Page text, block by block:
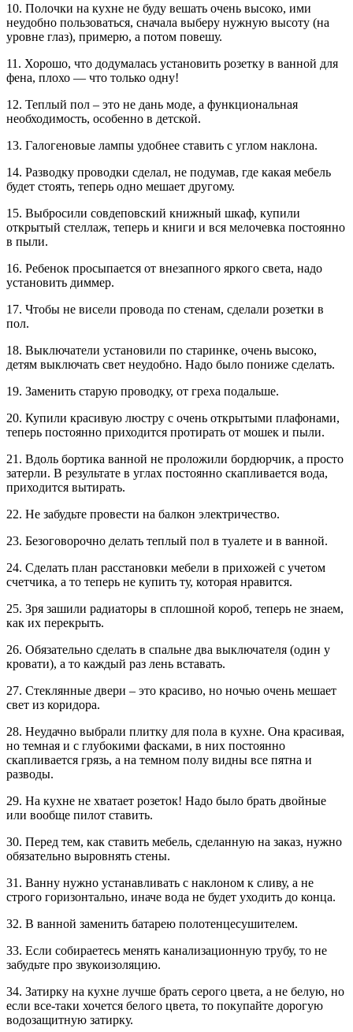
10. Полочки на кухне не буду вешать очень высоко, ими
неудобно пользоваться, сначала выберу нужную высоту (на
уровне глаз), примерю, а потом повешу.
11. Хорошо, что додумалась установить розетку в ванной для
фена, плохо — что только одну!
12. Теплый пол – это не дань моде, а функциональная
необходимость, особенно в детской.
13. Галогеновые лампы удобнее ставить с углом наклона.
14. Разводку проводки сделал, не подумав, где какая мебель
будет стоять, теперь одно мешает другому.
15. Выбросили совдеповский книжный шкаф, купили
открытый стеллаж, теперь и книги и вся мелочевка постоянно
в пыли.
16. Ребенок просыпается от внезапного яркого света, надо
установить диммер.
17. Чтобы не висели провода по стенам, сделали розетки в
пол.
18. Выключатели установили по старинке, очень высоко,
детям выключать свет неудобно. Надо было пониже сделать.
19. Заменить старую проводку, от греха подальше.
20. Купили красивую люстру с очень открытыми плафонами,
теперь постоянно приходится протирать от мошек и пыли.
21. Вдоль бортика ванной не проложили бордюрчик, а просто
затерли. В результате в углах постоянно скапливается вода,
приходится вытирать.
22. Не забудьте провести на балкон электричество.
23. Безоговорочно делать теплый пол в туалете и в ванной.
24. Сделать план расстановки мебели в прихожей с учетом
счетчика, а то теперь не купить ту, которая нравится.
25. Зря зашили радиаторы в сплошной короб, теперь не знаем,
как их перекрыть.
26. Обязательно сделать в спальне два выключателя (один у
кровати), а то каждый раз лень вставать.
27. Стеклянные двери – это красиво, но ночью очень мешает
свет из коридора.
28. Неудачно выбрали плитку для пола в кухне. Она красивая,
но темная и с глубокими фасками, в них постоянно
скапливается грязь, а на темном полу видны все пятна и
разводы.
29. На кухне не хватает розеток! Надо было брать двойные
или вообще пилот ставить.
30. Перед тем, как ставить мебель, сделанную на заказ, нужно
обязательно выровнять стены.
31. Ванну нужно устанавливать с наклоном к сливу, а не
строго горизонтально, иначе вода не будет уходить до конца.
32. В ванной заменить батарею полотенцесушителем.
33. Если собираетесь менять канализационную трубу, то не
забудьте про звукоизоляцию.
34. Затирку на кухне лучше брать серого цвета, а не белую, но
если все-таки хочется белого цвета, то покупайте дорогую
водозащитную затирку.